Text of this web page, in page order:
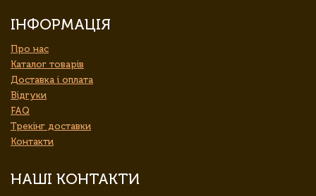
ІНФОРМАЦІЯ
Про нас
Каталог товарів
Доставка і оплата
Відгуки
FAQ
Трекінг доставки
Контакти
НАШІ КОНТАКТИ